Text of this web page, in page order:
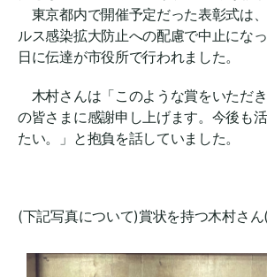
東京都内で開催予定だった表彰式は
ルス感染拡大防止への配慮で中止にな
日に伝達が市役所で行われました。
木村さんは「このような賞をいただ
の皆さまに感謝申し上げます。今後も
たい。」と抱負を話していました。
(下記写真について)賞状を持つ木村さん